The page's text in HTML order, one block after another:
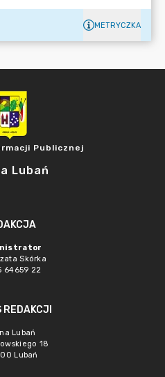
METRYCZKA
Publicznej
Lubań
Skórka
64659 22
REDAKCJI
Lubań
18
Lubań